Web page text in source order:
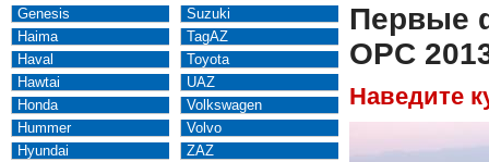
Genesis
Haima
Haval
Hawtai
Honda
Hummer
Hyundai
Suzuki
TagAZ
Toyota
UAZ
Volkswagen
Volvo
ZAZ
Первые
OPC
Наведите